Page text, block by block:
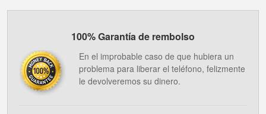
100% Garantía de rembolso
En el improbable caso de que hubiera un
problema para liberar el teléfono, felizmente
le devolveremos su dinero.